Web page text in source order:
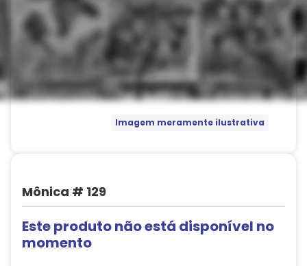
Imagem meramente ilustrativa
Mônica # 129
Este produto não está disponível no
momento